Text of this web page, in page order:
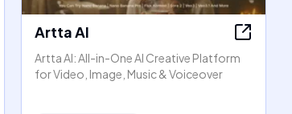
Artta AI
Artta AI: All-in-One AI Creative Platform
for Video, Image, Music & Voiceover